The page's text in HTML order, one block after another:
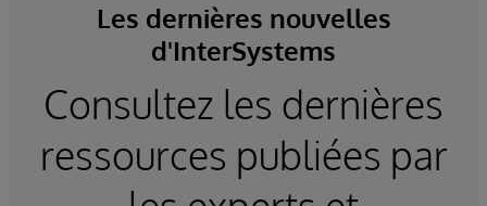
Les dernières nouvelles
d'InterSystems
Consultez les dernières
ressources publiées par